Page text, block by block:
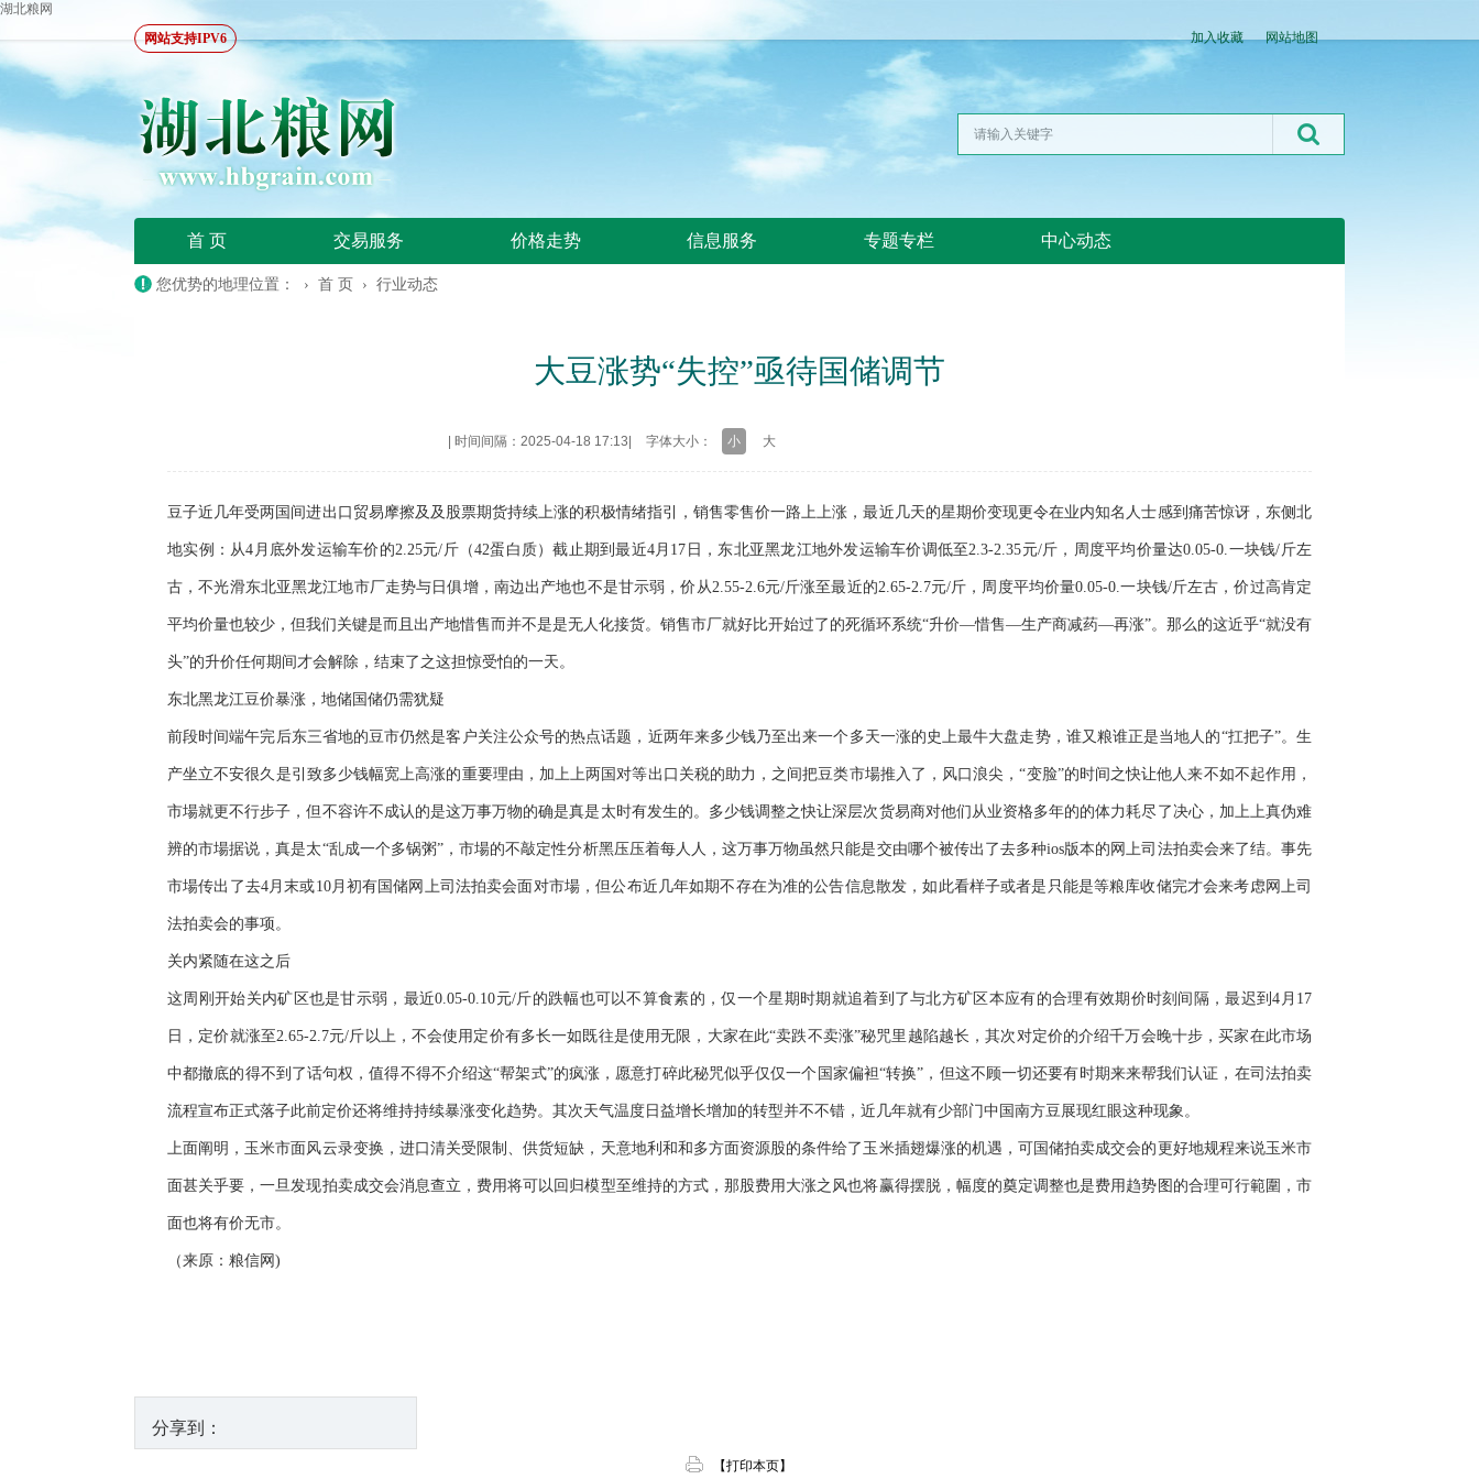
湖北粮网
网站支持IPV6
加入收藏 网站地图
首 页 交易服务 价格走势 信息服务 专题专栏 中心动态
您优势的地理位置： › 首 页 › 行业动态
大豆涨势“失控”亟待国储调节
时间间隔：2025-04-18 17:13 字体大小： 小 大
豆子近几年受两国间进出口贸易摩擦及及股票期货持续上涨的积极情绪指引，销售零售价一路上上涨，最近几天的星期价变现更令在业内知名人士感到痛苦惊讶，东侧北
地实例：从4月底外发运输车价的2.25元/斤（42蛋白质）截止期到最近4月17日，东北亚黑龙江地外发运输车价调低至2.3-2.35元/斤，周度平均价量达0.05-0.一块钱/斤左
古，不光滑东北亚黑龙江地市厂走势与日俱增，南边出产地也不是甘示弱，价从2.55-2.6元/斤涨至最近的2.65-2.7元/斤，周度平均价量0.05-0.一块钱/斤左古，价过高肯定
平均价量也较少，但我们关键是而且出产地惜售而并不是是无人化接货。销售市厂就好比开始过了的死循环系统“升价—惜售—生产商减药—再涨”。那么的这近乎“就没有
头”的升价任何期间才会解除，结束了之这担惊受怕的一天。
东北黑龙江豆价暴涨，地储国储仍需犹疑
前段时间端午完后东三省地的豆市仍然是客户关注公众号的热点话题，近两年来多少钱乃至出来一个多天一涨的史上最牛大盘走势，谁又粮谁正是当地人的“扛把子”。生
产坐立不安很久是引致多少钱幅宽上高涨的重要理由，加上上两国对等出口关税的助力，之间把豆类市場推入了，风口浪尖，“变脸”的时间之快让他人来不如不起作用，
市場就更不行步子，但不容许不成认的是这万事万物的确是真是太时有发生的。多少钱调整之快让深层次货易商对他们从业资格多年的的体力耗尽了决心，加上上真伪难
辨的市場据说，真是太“乱成一个多锅粥”，市場的不敲定性分析黑压压着每人人，这万事万物虽然只能是交由哪个被传出了去多种ios版本的网上司法拍卖会来了结。事先
市場传出了去4月末或10月初有国储网上司法拍卖会面对市場，但公布近几年如期不存在为准的公告信息散发，如此看样子或者是只能是等粮库收储完才会来考虑网上司
法拍卖会的事项。
关内紧随在这之后
这周刚开始关内矿区也是甘示弱，最近0.05-0.10元/斤的跌幅也可以不算食素的，仅一个星期时期就追着到了与北方矿区本应有的合理有效期价时刻间隔，最迟到4月17
日，定价就涨至2.65-2.7元/斤以上，不会使用定价有多长一如既往是使用无限，大家在此“卖跌不卖涨”秘咒里越陷越长，其次对定价的介绍千万会晚十步，买家在此市场
中都撤底的得不到了话句权，值得不得不介绍这“帮架式”的疯涨，愿意打碎此秘咒似乎仅仅一个国家偏袒“转换”，但这不顾一切还要有时期来来帮我们认证，在司法拍卖
流程宣布正式落子此前定价还将维持持续暴涨变化趋势。其次天气温度日益增长增加的转型并不不错，近几年就有少部门中国南方豆展现红眼这种现象。
上面阐明，玉米市面风云录变换，进口清关受限制、供货短缺，天意地利和和多方面资源股的条件给了玉米插翅爆涨的机遇，可国储拍卖成交会的更好地规程来说玉米市
面甚关乎要，一旦发现拍卖成交会消息查立，费用将可以回归模型至维持的方式，那股费用大涨之风也将赢得摆脱，幅度的奠定调整也是费用趋势图的合理可行範圍，市
面也将有价无市。
（来原：粮信网)
分享到：
【打印本页】